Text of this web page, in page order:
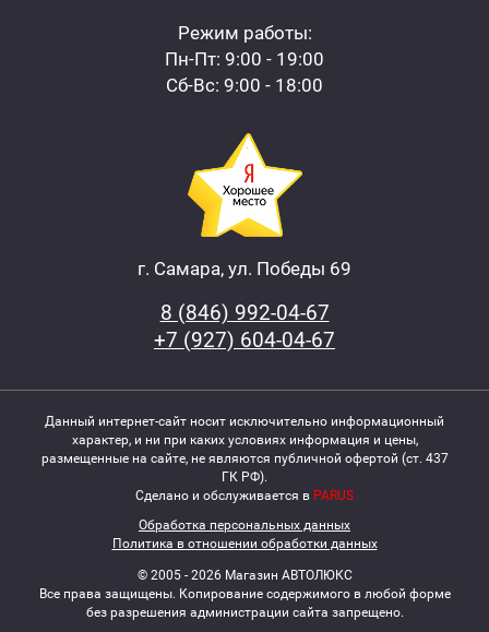
Режим работы:
Пн-Пт: 9:00 - 19:00
Сб-Вс: 9:00 - 18:00
г. Самара, ул. Победы 69
8 (846) 992-04-67
+7 (927) 604-04-67
Данный интернет-сайт носит исключительно информационный
характер, и ни при каких условиях информация и цены,
размещенные на сайте, не являются публичной офертой (ст. 437
ГК РФ).
Сделано и обслуживается в PARUS
Обработка персональных данных
Политика в отношении обработки данных
© 2005 - 2026 Магазин АВТОЛЮКС
Все права защищены. Копирование содержимого в любой форме
без разрешения администрации сайта запрещено.